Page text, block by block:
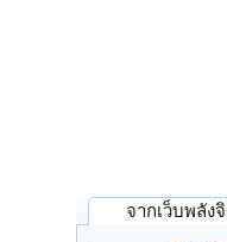
จากเว็บพลัง